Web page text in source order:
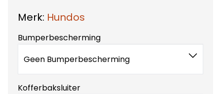
Merk: Hundos
Bumperbescherming
Geen Bumperbescherming
Kofferbaksluiter